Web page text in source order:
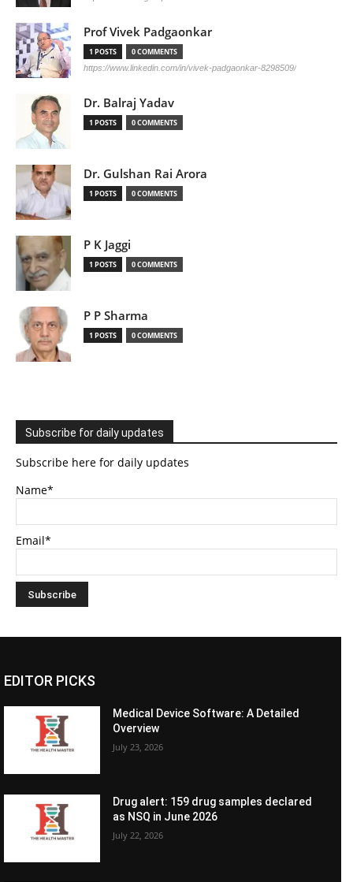
Prof Vivek Padgaonkar
1 POSTS 0 COMMENTS
https://www.linkedin.com/in/vivek-padgaonkar-8298509/
Dr. Balraj Yadav
1 POSTS 0 COMMENTS
Dr. Gulshan Rai Arora
1 POSTS 0 COMMENTS
P K Jaggi
1 POSTS 0 COMMENTS
P P Sharma
1 POSTS 0 COMMENTS
Subscribe for daily updates
Subscribe here for daily updates
Name*
Email*
EDITOR PICKS
Medical Device Software: A Detailed
Overview
July 23, 2026
Drug alert: 159 drug samples declared
as NSQ in June 2026
July 22, 2026